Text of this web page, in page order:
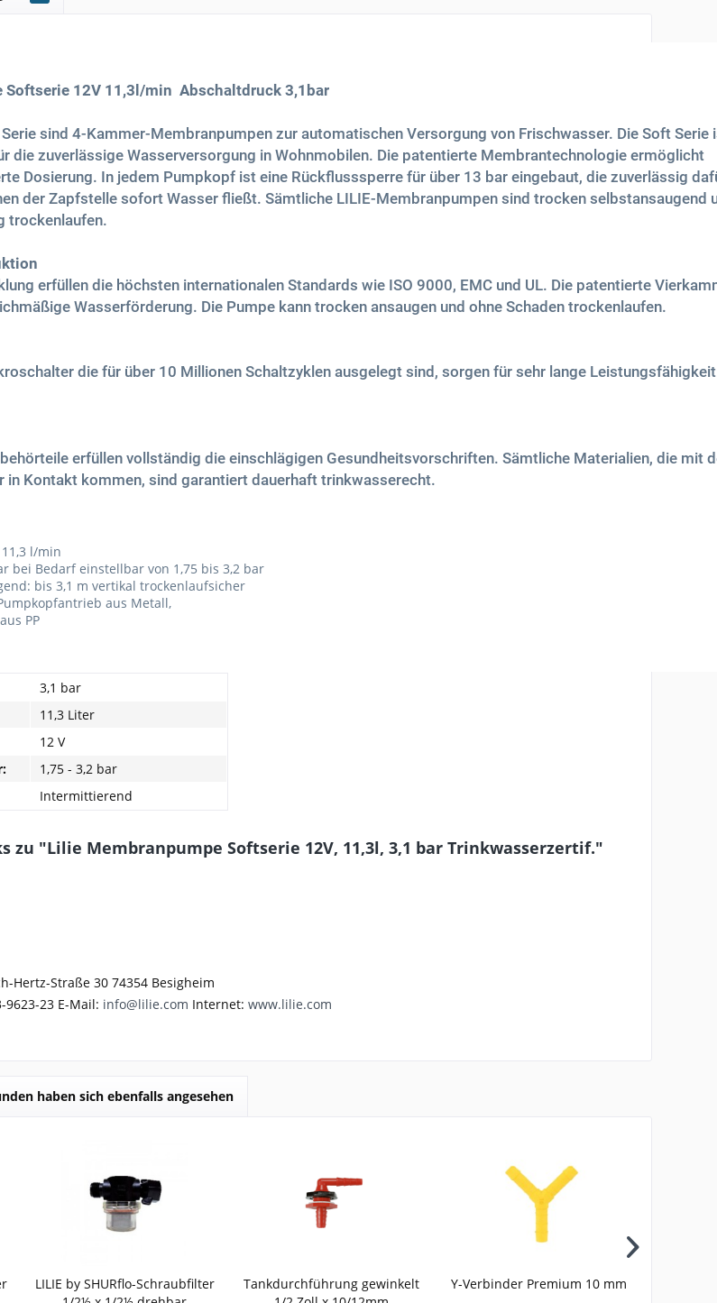
Softserie 12V 11,3l/min Abschaltdruck 3,1bar
sind 4-Kammer-Membranpumpen zur automatischen Versorgung von Frischwasser. Die Soft Serie
die zuverlässige Wasserversorgung in Wohnmobilen. Die patentierte Membrantechnologie ermöglicht
Dosierung. In jedem Pumpkopf ist eine Rückflusssperre für über 13 bar eingebaut, die zuverlässig
der Zapfstelle sofort Wasser fließt. Sämtliche LILIE-Membranpumpen sind trocken selbstansaugend
trockenlaufen.
erfüllen die höchsten internationalen Standards wie ISO 9000, EMC und UL. Die patentierte
Wasserförderung. Die Pumpe kann trocken ansaugen und ohne Schaden trockenlaufen.
die für über 10 Millionen Schaltzyklen ausgelegt sind, sorgen für sehr lange
erfüllen vollständig die einschlägigen Gesundheitsvorschriften. Sämtliche Materialien, die mit
in Kontakt kommen, sind garantiert dauerhaft trinkwasserecht.
l/min
bei Bedarf einstellbar von 1,75 bis 3,2 bar
bis 3,1 m vertikal trockenlaufsicher
aus Metall,
PP
3,1 bar
11,3 Liter
12 V
1,75 - 3,2 bar
Intermittierend
zu "Lilie Membranpumpe Softserie 12V, 11,3l, 3,1 bar Trinkwasserzertif."
Hertz-Straße 30 74354 Besigheim
9623-23 E-Mail: info@lilie.com Internet: www.lilie.com
haben sich ebenfalls angesehen
LILIE by SHURflo-Schraubfilter
Tankdurchführung gewinkelt
Y-Verbinder Premium 10 mm